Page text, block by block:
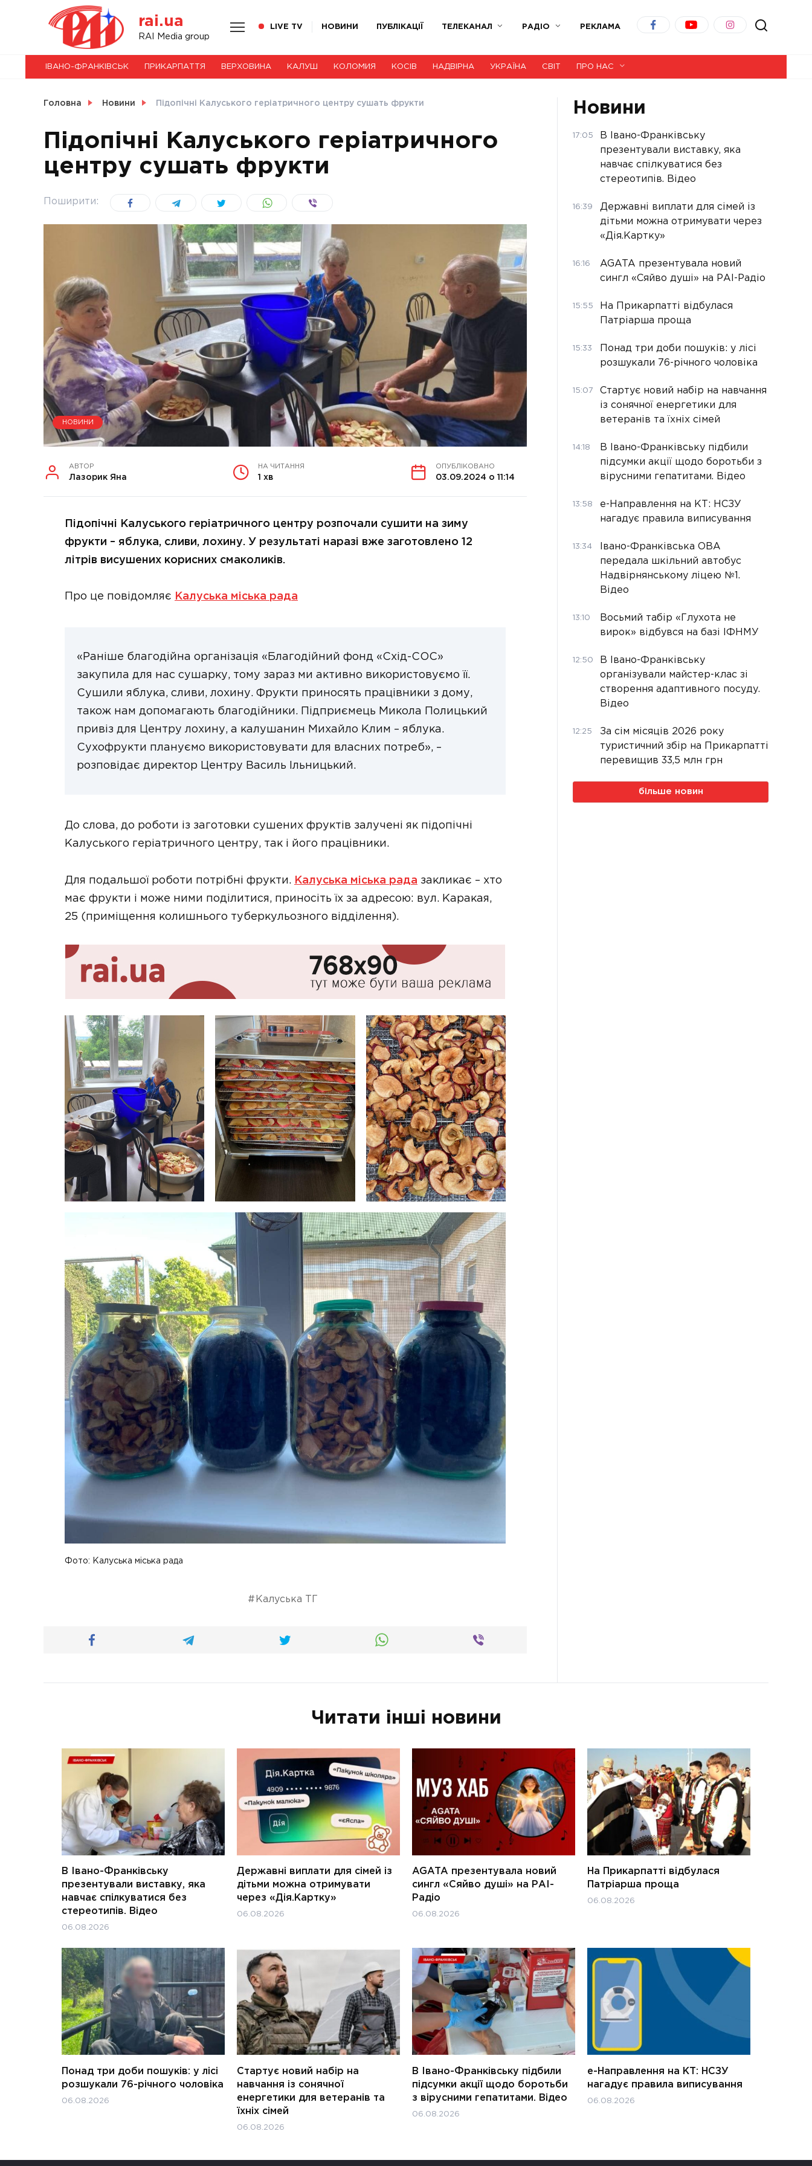
rai.ua
RAI Media group
LIVE TV НОВИНИ ПУБЛІКАЦІЇ ТЕЛЕКАНАЛ РАДІО РЕКЛАМА
НОВИНИ
СВІТ
УКРАЇНА
ІВАНО-ФРАНКІВСЬК ПРИКАРПАТТЯ ВЕРХОВИНА КАЛУШ КОЛОМИЯ КОСІВ НАДВІРНА УКРАЇНА СВІТ ПРО НАС
Головна Новини Підопічні Калуського геріатричного центру сушать фрукти
Підопічні Калуського геріатричного
центру сушать фрукти
Поширити:
НОВИНИ
АВТОР
Лазорик Яна
НА ЧИТАННЯ
1 хв
ОПУБЛІКОВАНО
03.09.2024 о 11:14
Підопічні Калуського геріатричного центру розпочали сушити на зиму
фрукти – яблука, сливи, лохину. У результаті наразі вже заготовлено 12
літрів висушених корисних смаколиків.
Про це повідомляє Калуська міська рада
«Раніше благодійна організація «Благодійний фонд «Схід-СОС»
закупила для нас сушарку, тому зараз ми активно використовуємо її.
Сушили яблука, сливи, лохину. Фрукти приносять працівники з дому,
також нам допомагають благодійники. Підприємець Микола Полицький
привіз для Центру лохину, а калушанин Михайло Клим – яблука.
Сухофрукти плануємо використовувати для власних потреб», –
розповідає директор Центру Василь Ільницький.
До слова, до роботи із заготовки сушених фруктів залучені як підопічні
Калуського геріатричного центру, так і його працівники.
Для подальшої роботи потрібні фрукти. Калуська міська рада закликає – хто
має фрукти і може ними поділитися, приносіть їх за адресою: вул. Каракая,
25 (приміщення колишнього туберкульозного відділення).
Фото: Калуська міська рада
Калуська ТГ
Новини
17:05
В Івано-Франківську
презентували виставку, яка
навчає спілкуватися без
стереотипів. Відео
16:39
Державні виплати для сімей із
дітьми можна отримувати через
«Дія.Картку»
16:16
AGATA презентувала новий
сингл «Сяйво душі» на РАІ-Радіо
15:55
На Прикарпатті відбулася
Патріарша проща
15:33
Понад три доби пошуків: у лісі
розшукали 76-річного чоловіка
15:07
Стартує новий набір на навчання
із сонячної енергетики для
ветеранів та їхніх сімей
14:18
В Івано-Франківську підбили
підсумки акції щодо боротьби з
вірусними гепатитами. Відео
13:58
е-Направлення на КТ: НСЗУ
нагадує правила виписування
13:34
Івано-Франківська ОВА
передала шкільний автобус
Надвірнянському ліцею №1.
Відео
13:10
Восьмий табір «Глухота не
вирок» відбувся на базі ІФНМУ
12:50
В Івано-Франківську
організували майстер-клас зі
створення адаптивного посуду.
Відео
12:25
За сім місяців 2026 року
туристичний збір на Прикарпатті
перевищив 33,5 млн грн
більше новин
Читати інші новини
В Івано-Франківську
презентували виставку, яка
навчає спілкуватися без
стереотипів. Відео
06.08.2026
Державні виплати для сімей із
дітьми можна отримувати
через «Дія.Картку»
06.08.2026
AGATA презентувала новий
сингл «Сяйво душі» на РАІ-
Радіо
06.08.2026
На Прикарпатті відбулася
Патріарша проща
06.08.2026
Понад три доби пошуків: у лісі
розшукали 76-річного чоловіка
06.08.2026
Стартує новий набір на
навчання із сонячної
енергетики для ветеранів та
їхніх сімей
06.08.2026
В Івано-Франківську підбили
підсумки акції щодо боротьби
з вірусними гепатитами. Відео
06.08.2026
е-Направлення на КТ: НСЗУ
нагадує правила виписування
06.08.2026